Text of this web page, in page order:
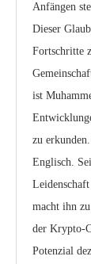
Anfängen
Dieser
Fortschritte
ist
zu
Englisch.
macht ihn
der Krypto-
Potenzial